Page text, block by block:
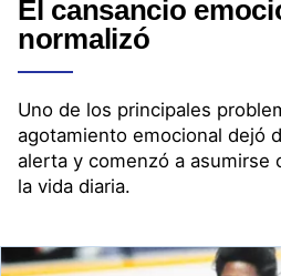
El cansancio
normalizó
Uno de los principales
agotamiento emocional dejó
alerta y comenzó a asumirse
la vida diaria.